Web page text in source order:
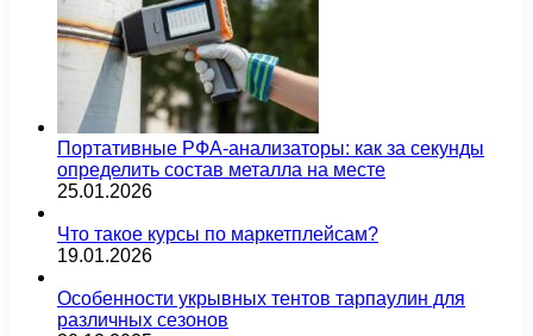
Портативные РФА-анализаторы: как за секунды
определить состав металла на месте
25.01.2026
Что такое курсы по маркетплейсам?
19.01.2026
Особенности укрывных тентов тарпаулин для
различных сезонов